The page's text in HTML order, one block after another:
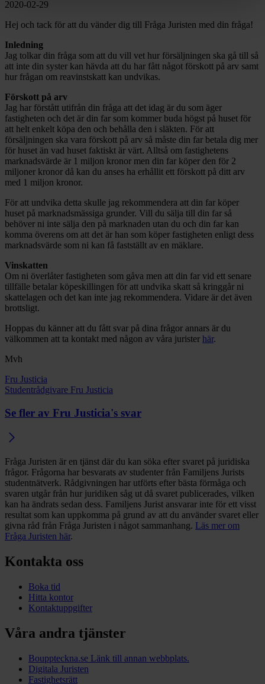
2020-02-29
Hej och tack för att du vänder dig till Fråga Juristen med din fråga!
Inledning
Jag tolkar din fråga som att du vill vet hur försäljningen ska gå till så
att inte din syster kan hävda att du har fått något förskott på arv samt
hur frågan om reavinstskatt kan undvikas.
Förskott på arv
Jag har förstått utifrån din fråga att det idag är du som äger
fastigheten och det är din far som kommer buda högst på huset för
att helt enkelt köpa den och behålla den i släkten. För att
försäljningen ska vara förskott på arv så måste din far betala dig mer
för huset än vad huset faktiskt är värt. Alltså om fastighetens
marknadsvärde är 1 miljon kronor men din far köper den för 2
miljoner kronor då kan du anses ha erhållit ett förskott på ditt arv
med 1 miljon kronor.
För att undvika detta skulle jag rekommendera att din far köper
huset på marknadsmässiga grunder. Vill du sälja till din far så
behöver ni inte sälja den på marknaden utan du och din far kan
komma överens om att det är han som köper fastigheten enligt dess
marknadsvärde som ni kan få fastställt av en mäklare.
Vinskatten
Om ni överlåter fastigheten som gåva men att din far vid ett senare
tillfälle betalar köpeskillingen för att undvika skatt så kringgår ni
skattelagen och det kan inte jag rekommendera. Vidare är det även
brottsligt.
Hoppas du känner att du fått svar på dina frågor annars är du
välkommen att ta kontakt med någon av våra jurister här.
Mvh
Fru Justicia
Studentrådgivare Fru Justicia
Se fler av Fru Justicia's svar
Fråga Juristen är en tjänst där du kan söka efter svaret på juridiska
frågor. Frågorna har besvarats av studenter från Familjens Jurists
studentnätverk. Rådgivningen har utförts efter bästa förmåga och
svaren utgår från hur juridiken såg ut då svaret publicerades, vilken
kan ha ändrats sedan dess. Familjens Jurist ansvarar inte för ett visst
resultat som kan uppkomma på grund av att du använder svaret eller
givna råd från Fråga Juristen i något sammanhang. Läs mer om
Fråga Juristen här.
Kontakta oss
Boka tid
Hitta kontor
Kontaktuppgifter
Våra andra tjänster
Bouppteckna.se Länk till annan webbplats.
Digitala Juristen
Fastighetsrätt